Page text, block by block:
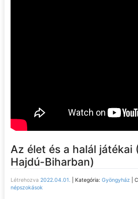
Az élet és a halál játékai
Hajdú-Biharban)
Létrehozva 2022.04.01. Kategória: Gyöngyház
népszokások